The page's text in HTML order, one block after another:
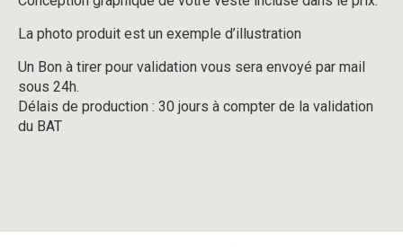
La photo produit est un exemple d’illustration
Un Bon à tirer pour validation vous sera envoyé par mail
sous 24h.
Délais de production : 30 jours à compter de la validation
du BAT